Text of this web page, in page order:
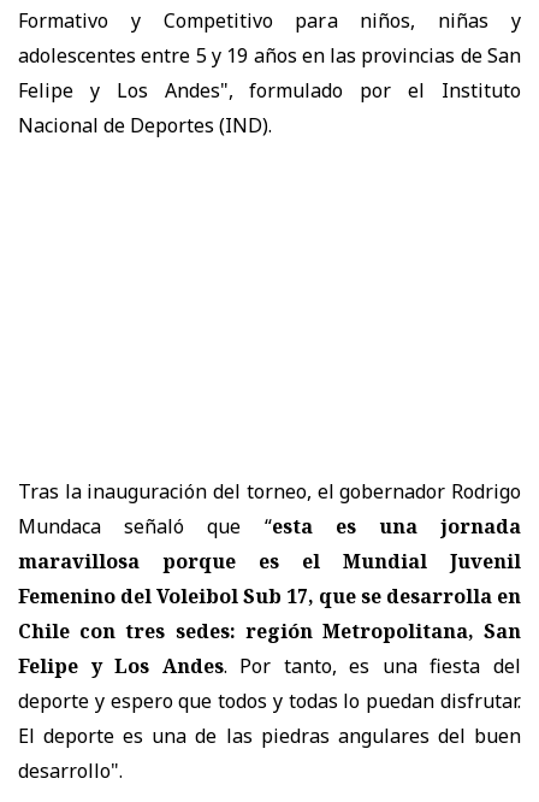
Formativo y Competitivo para niños, niñas y
adolescentes entre 5 y 19 años en las provincias de San
Felipe y Los Andes", formulado por el Instituto
Nacional de Deportes (IND).
Tras la inauguración del torneo, el gobernador Rodrigo
Mundaca señaló que “esta es una jornada
maravillosa porque es el Mundial Juvenil
Femenino del Voleibol Sub 17, que se desarrolla en
Chile con tres sedes: región Metropolitana, San
Felipe y Los Andes. Por tanto, es una fiesta del
deporte y espero que todos y todas lo puedan disfrutar.
El deporte es una de las piedras angulares del buen
desarrollo".